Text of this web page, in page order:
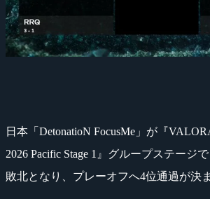
日本「DetonatioN FocusMe」が『
2026 Pacific Stage 1』グループステージ
敗北となり、プレーオフへ4位通過が決